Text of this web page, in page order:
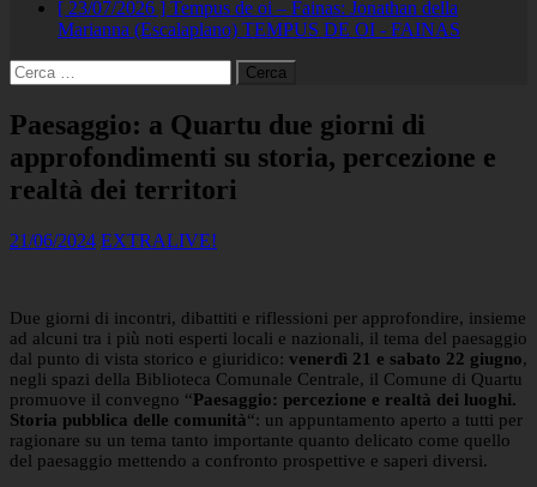
[ 23/07/2026 ] Tempus de oi – Fainas: Jonathan della
Marianna (Escalaplano) TEMPUS DE OI - FAINAS
Ricerca
per:
Paesaggio: a Quartu due giorni di
approfondimenti su storia, percezione e
realtà dei territori
21/06/2024 EXTRALIVE!
Due giorni di incontri, dibattiti e riflessioni per approfondire, insieme
ad alcuni tra i più noti esperti locali e nazionali, il tema del paesaggio
dal punto di vista storico e giuridico: venerdì 21 e sabato 22 giugno,
negli spazi della Biblioteca Comunale Centrale, il Comune di Quartu
promuove il convegno “Paesaggio: percezione e realtà dei luoghi.
Storia pubblica delle comunità“: un appuntamento aperto a tutti per
ragionare su un tema tanto importante quanto delicato come quello
del paesaggio mettendo a confronto prospettive e saperi diversi.